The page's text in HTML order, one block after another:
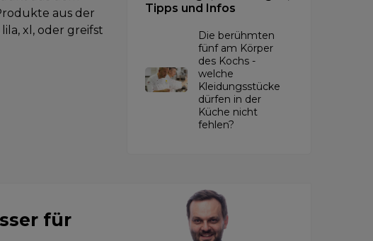
aus der
xl, oder greifst
Tipps und Infos
Die berühmten
fünf am Körper
des Kochs -
welche
Kleidungsstücke
dürfen in der
Küche nicht
fehlen?
für